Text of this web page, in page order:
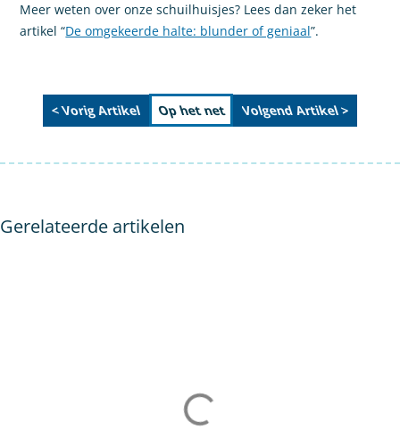
Meer weten over onze schuilhuisjes? Lees dan zeker het
artikel “De omgekeerde halte: blunder of geniaal”.
< Vorig Artikel Op het net Volgend Artikel >
Gerelateerde artikelen